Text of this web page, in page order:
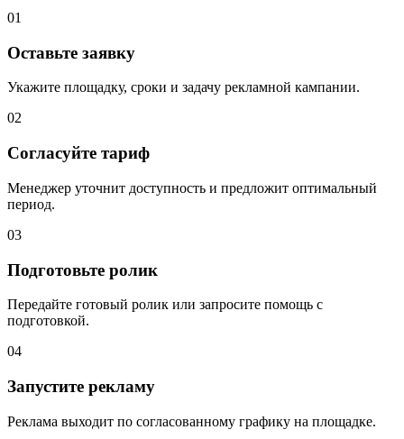
01
Оставьте заявку
Укажите площадку, сроки и задачу рекламной кампании.
02
Согласуйте тариф
Менеджер уточнит доступность и предложит оптимальный
период.
03
Подготовьте ролик
Передайте готовый ролик или запросите помощь с
подготовкой.
04
Запустите рекламу
Реклама выходит по согласованному графику на площадке.